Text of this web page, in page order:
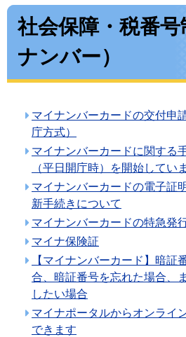
社会保障・税番
ナンバー）
マイナンバーカードの交付申
庁方式）
マイナンバーカードに関する
（平日開庁時）を開始してい
マイナンバーカードの電子証
新手続きについて
マイナンバーカードの特急発
マイナ保険証
【マイナンバーカード】暗証
合、暗証番号を忘れた場合、
したい場合
マイナポータルからオンライ
できます